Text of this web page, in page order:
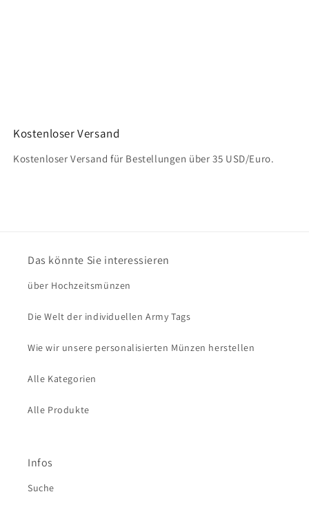
Kostenloser Versand
Kostenloser Versand für Bestellungen über 35 USD/Euro.
Das könnte Sie interessieren
über Hochzeitsmünzen
Die Welt der individuellen Army Tags
Wie wir unsere personalisierten Münzen herstellen
Alle Kategorien
Alle Produkte
Infos
Suche